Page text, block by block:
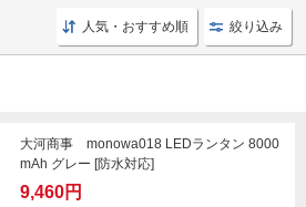
作業灯 単3 懐中電灯 単3
人気・おすすめ順 絞り込み
大河商事 monowa018 LEDランタン 8000
mAh グレー [防水対応]
9,460円